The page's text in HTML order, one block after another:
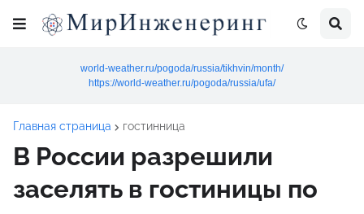
world-weather.ru/pogoda/russia/tikhvin/month/
https://world-weather.ru/pogoda/russia/ufa/
Главная страница гостинница
В России разрешили
заселять в гостиницы по